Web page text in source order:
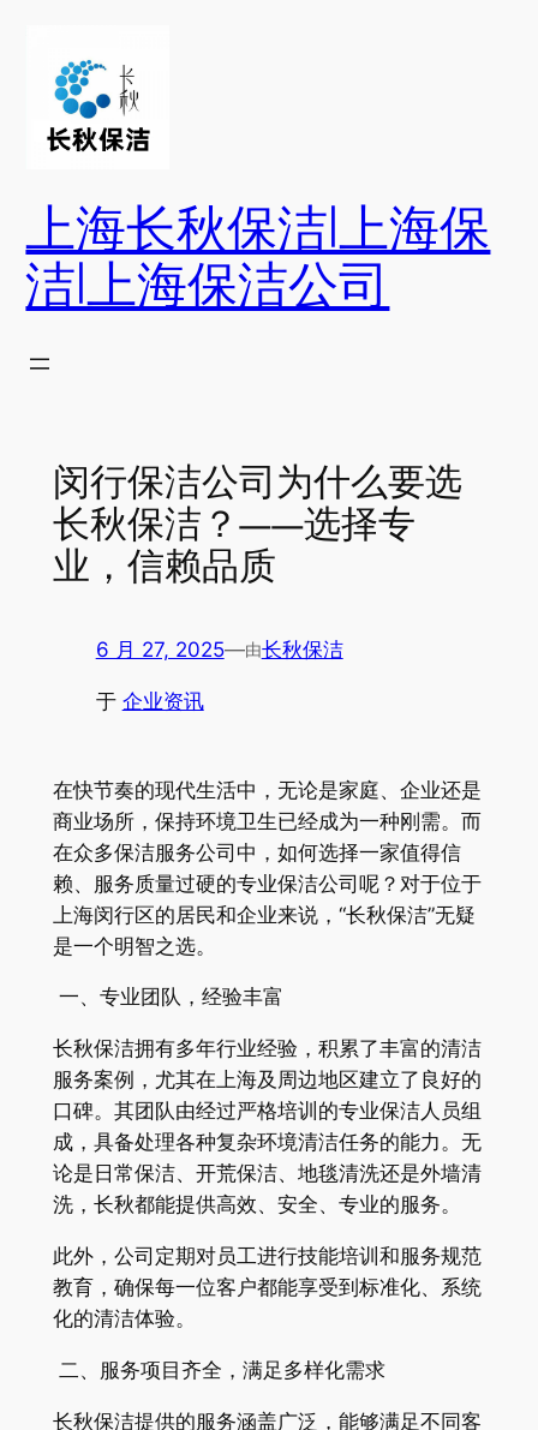
上海长秋保洁|上海保
洁|上海保洁公司
闵行保洁公司为什么要选
长秋保洁？——选择专
业，信赖品质
6 月 27, 2025—由长秋保洁
于 企业资讯
在快节奏的现代生活中，无论是家庭、企业还是
商业场所，保持环境卫生已经成为一种刚需。而
在众多保洁服务公司中，如何选择一家值得信
赖、服务质量过硬的专业保洁公司呢？对于位于
上海闵行区的居民和企业来说，“长秋保洁”无疑
是一个明智之选。
一、专业团队，经验丰富
长秋保洁拥有多年行业经验，积累了丰富的清洁
服务案例，尤其在上海及周边地区建立了良好的
口碑。其团队由经过严格培训的专业保洁人员组
成，具备处理各种复杂环境清洁任务的能力。无
论是日常保洁、开荒保洁、地毯清洗还是外墙清
洗，长秋都能提供高效、安全、专业的服务。
此外，公司定期对员工进行技能培训和服务规范
教育，确保每一位客户都能享受到标准化、系统
化的清洁体验。
二、服务项目齐全，满足多样化需求
长秋保洁提供的服务涵盖广泛，能够满足不同客